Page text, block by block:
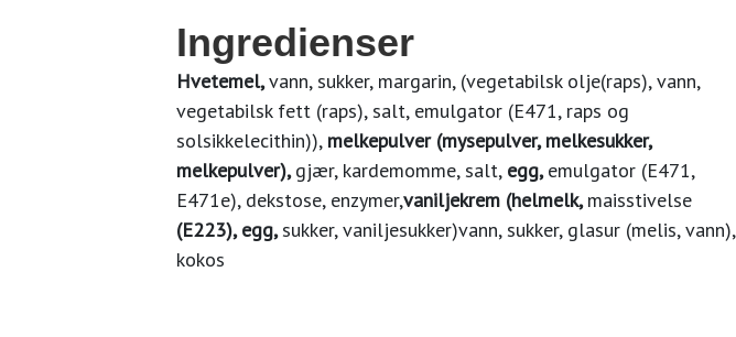
Ingredienser
Hvetemel,vann, sukker, margarin, (vegetabilsk olje(raps), vann,
vegetabilsk fett (raps), salt, emulgator (E471, raps og
solsikkelecithin)), melkepulver (mysepulver, melkesukker,
melkepulver),gjær, kardemomme, salt, egg,emulgator (E471,
E471e), dekstose, enzymer,vaniljekrem (helmelk,maisstivelse
(E223), egg,sukker, vaniljesukker)vann, sukker, glasur (melis, vann),
kokos